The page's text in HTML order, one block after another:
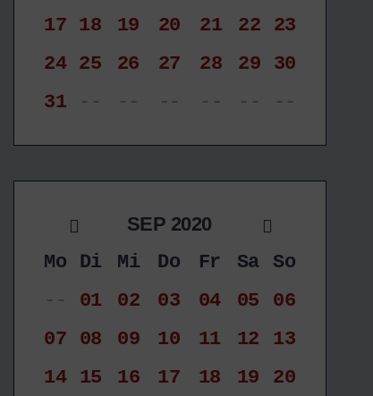
17 18 19 20 21 22
23
24 25 26 27 28 29
30
31
-- -- -- -- -- --
SEP 2020
Mo
Di Mi Do Fr Sa
So
--
01 02 03 04 05
06
07
08 09 10 11 12
13
14
15 16 17 18 19
20